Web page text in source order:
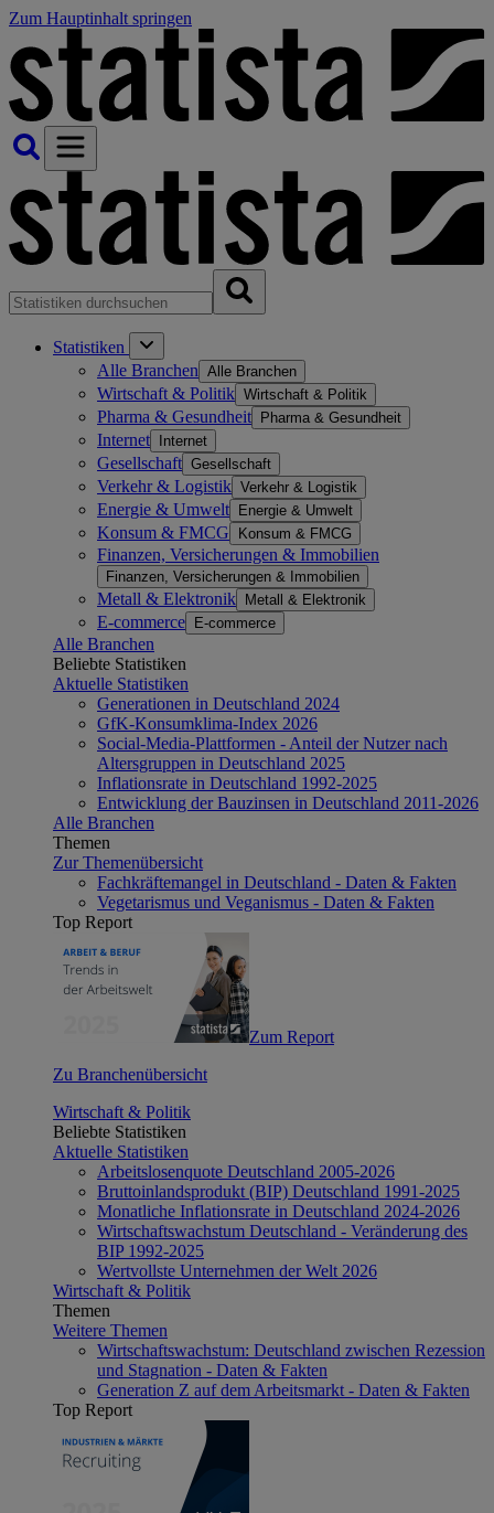
Zum Hauptinhalt springen
Statistiken
Alle Branchen Alle Branchen
Wirtschaft & Politik Wirtschaft & Politik
Pharma & Gesundheit Pharma & Gesundheit
Internet Internet
Gesellschaft Gesellschaft
Verkehr & Logistik Verkehr & Logistik
Energie & Umwelt Energie & Umwelt
Konsum & FMCG Konsum & FMCG
Finanzen, Versicherungen & Immobilien
Finanzen, Versicherungen & Immobilien
Metall & Elektronik Metall & Elektronik
E-commerce E-commerce
Alle Branchen
Beliebte Statistiken
Aktuelle Statistiken
Generationen in Deutschland 2024
GfK-Konsumklima-Index 2026
Social-Media-Plattformen - Anteil der Nutzer nach
Altersgruppen in Deutschland 2025
Inflationsrate in Deutschland 1992-2025
Entwicklung der Bauzinsen in Deutschland 2011-2026
Alle Branchen
Themen
Zur Themenübersicht
Fachkräftemangel in Deutschland - Daten & Fakten
Vegetarismus und Veganismus - Daten & Fakten
Top Report
Zum Report
Zu Branchenübersicht
Wirtschaft & Politik
Beliebte Statistiken
Aktuelle Statistiken
Arbeitslosenquote Deutschland 2005-2026
Bruttoinlandsprodukt (BIP) Deutschland 1991-2025
Monatliche Inflationsrate in Deutschland 2024-2026
Wirtschaftswachstum Deutschland - Veränderung des
BIP 1992-2025
Wertvollste Unternehmen der Welt 2026
Wirtschaft & Politik
Themen
Weitere Themen
Wirtschaftswachstum: Deutschland zwischen Rezession
und Stagnation - Daten & Fakten
Generation Z auf dem Arbeitsmarkt - Daten & Fakten
Top Report